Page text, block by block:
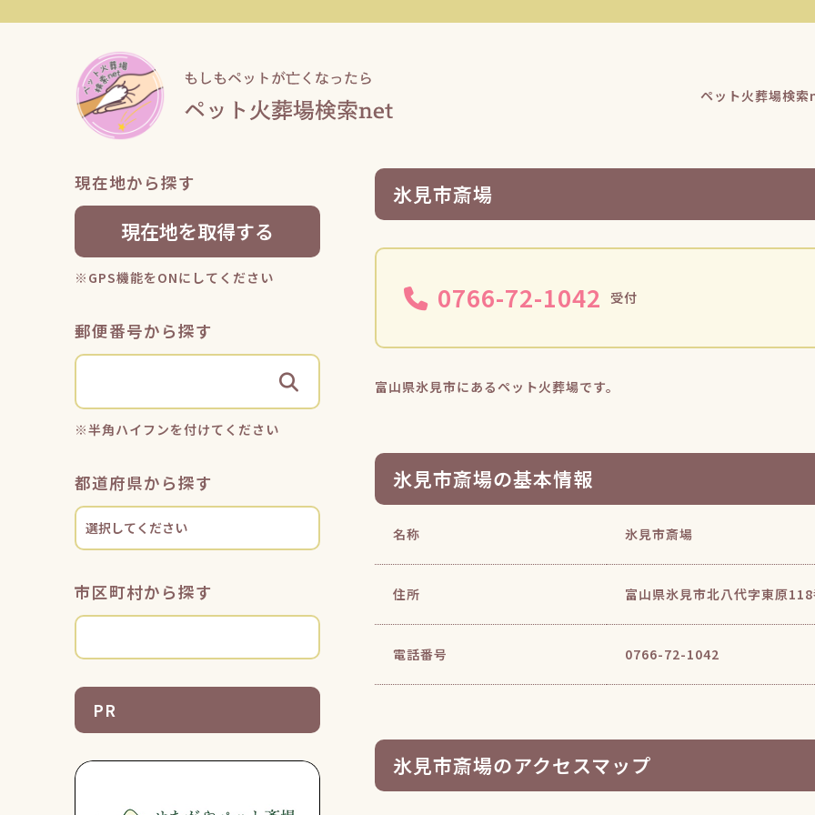
ペット火葬場検
現在地から探す
現在地を取得する
※GPS機能をONにしてください
郵便番号から探す
※半角ハイフンを付けてください
都道府県から探す
市区町村から探す
PR
氷見市斎場
0766-72-1042 受付
富山県氷見市にあるペット火葬場です。
氷見市斎場の基本情報
名称 氷見市斎場
住所 富山県氷見市北八代字東原
電話番号 0766-72-1042
氷見市斎場のアクセスマップ